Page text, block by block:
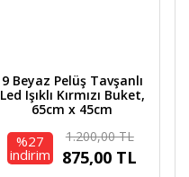
9 Beyaz Pelüş Tavşanlı
Led Işıklı Kırmızı Buket,
65cm x 45cm
%27
indirim
1.200,00 TL
875,00 TL